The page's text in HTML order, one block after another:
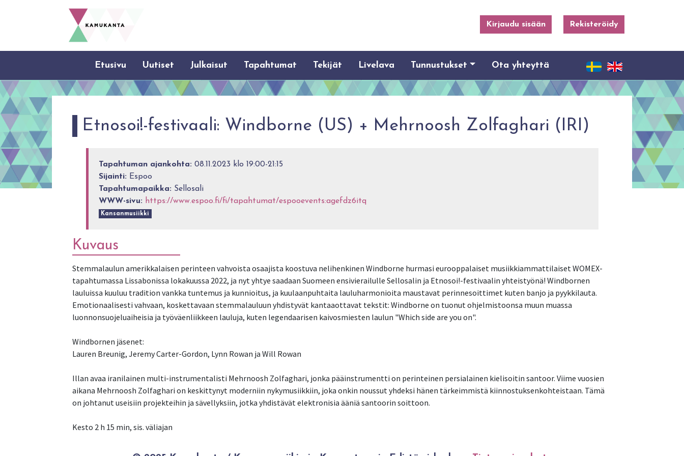
Kirjaudu sisään Rekisteröidy
Etusivu Uutiset Julkaisut Tapahtumat Tekijät Livelava Tunnustukset Ota yhteyttä
Etnosoi!-festivaali: Windborne (US) + Mehrnoosh Zolfaghari (IRI)
Tapahtuman ajankohta: 08.11.2023 klo 19:00-21:15
Sijainti: Espoo
Tapahtumapaikka: Sellosali
WWW-sivu: https://www.espoo.fi/fi/tapahtumat/espooevents:agefdz6itq
Kansanmusiikki
Kuvaus
Stemmalaulun amerikkalaisen perinteen vahvoista osaajista koostuva nelihenkinen Windborne hurmasi eurooppalaiset musiikkiammattilaiset WOMEX-
tapahtumassa Lissabonissa lokakuussa 2022, ja nyt yhtye saadaan Suomeen ensivierailulle Sellosalin ja Etnosoi!-festivaalin yhteistyönä! Windbornen
lauluissa kuuluu tradition vankka tuntemus ja kunnioitus, ja kuulaanpuhtaita lauluharmonioita maustavat perinnesoittimet kuten banjo ja pyykkilauta.
Emotionaalisesti vahvaan, koskettavaan stemmalauluun yhdistyvät kantaaottavat tekstit: Windborne on tuonut ohjelmistoonsa muun muassa
luonnonsuojeluaiheisia ja työväenliikkeen lauluja, kuten legendaarisen kaivosmiesten laulun "Which side are you on".
Windbornen jäsenet:
Lauren Breunig, Jeremy Carter-Gordon, Lynn Rowan ja Will Rowan
Illan avaa iranilainen multi-instrumentalisti Mehrnoosh Zolfaghari, jonka pääinstrumentti on perinteinen persialainen kielisoitin santoor. Viime vuosien
aikana Mehrnoosh Zolfaghari on keskittynyt moderniin nykymusiikkiin, joka onkin noussut yhdeksi hänen tärkeimmistä kiinnostuksenkohteistaan. Tämä
on johtanut useisiin projekteihin ja sävellyksiin, jotka yhdistävät elektronisia ääniä santoorin soittoon.
Kesto 2 h 15 min, sis. väliajan